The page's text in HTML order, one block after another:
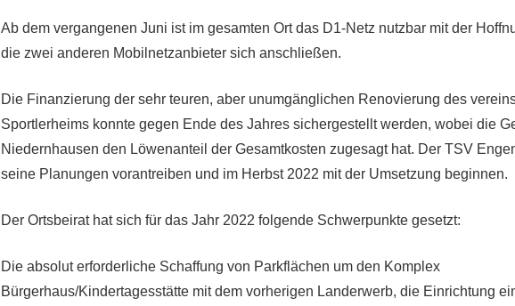
Ab dem vergangenen Juni ist im gesamten Ort das D1-Netz nutzbar mit der
die zwei anderen Mobilnetzanbieter sich anschließen.
Die Finanzierung der sehr teuren, aber unumgänglichen Renovierung des
Sportlerheims konnte gegen Ende des Jahres sichergestellt werden, wobei die
Niedernhausen den Löwenanteil der Gesamtkosten zugesagt hat. Der TSV
seine Planungen vorantreiben und im Herbst 2022 mit der Umsetzung beginnen.
Der Ortsbeirat hat sich für das Jahr 2022 folgende Schwerpunkte gesetzt:
Die absolut erforderliche Schaffung von Parkflächen um den Komplex
Bürgerhaus/Kindertagesstätte mit dem vorherigen Landerwerb, die Einrichtung